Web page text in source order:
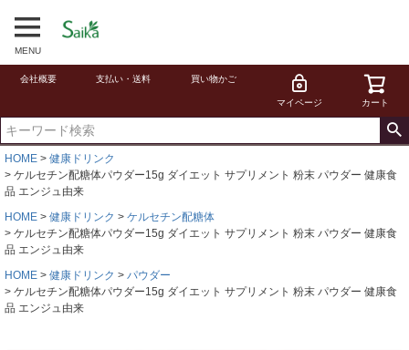
MENU
会社概要 支払い・送料 買い物かご
マイページ カート
HOME
健康ドリンク
ケルセチン配糖体パウダー15g ダイエット サプリメント 粉末 パウダー 健康食
品 エンジュ由来
HOME
健康ドリンク
ケルセチン配糖体
ケルセチン配糖体パウダー15g ダイエット サプリメント 粉末 パウダー 健康食
品 エンジュ由来
HOME
健康ドリンク
パウダー
ケルセチン配糖体パウダー15g ダイエット サプリメント 粉末 パウダー 健康食
品 エンジュ由来